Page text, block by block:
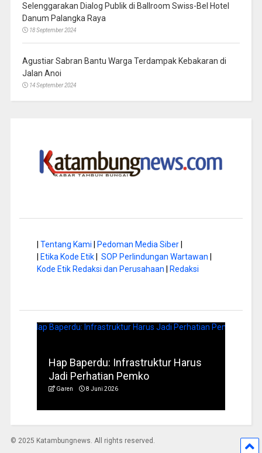
Selenggarakan Dialog Publik di Ballroom Swiss-Bel Hotel
Danum Palangka Raya
18 September 2024
Agustiar Sabran Bantu Warga Terdampak Kebakaran di
Jalan Anoi
14 September 2024
| Tentang Kami | Pedoman Media Siber|
| Etika Kode Etik| SOP Perlindungan Wartawan |
Kode Etik Redaksi dan Perusahaan | Redaksi
Hap Baperdu: Infrastruktur Harus
Jadi Perhatian Pemko
Garen 8 Juni 2026
© 2025 Katambungnews. All rights reserved.